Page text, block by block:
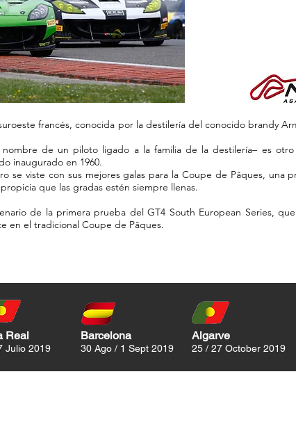
francés, conocida por la destilería del conocido brandy
de un piloto ligado a la familia de la destilería– es
inaugurado en 1960.
se viste con sus mejores galas para la Coupe de Pâques, una
que las gradas estén siempre llenas.
de la primera prueba del GT4 South European Series,
en el tradicional Coupe de Pâques.
Real
Julio 2019
Barcelona
30 Ago / 1 Sept 2019
Algarve
25 / 27 October 2019